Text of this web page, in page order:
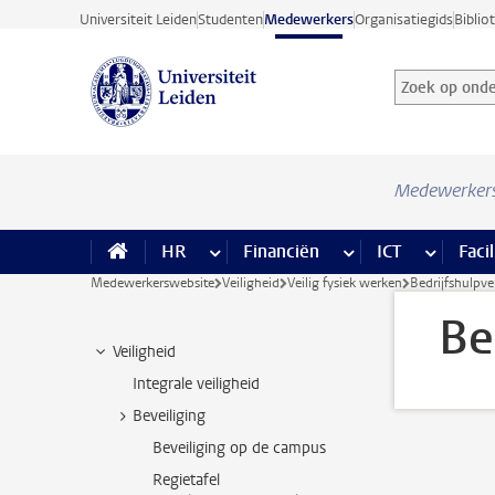
Ga direct naar de inhoud
Universiteit LeidenStudentenMedewerkersOrganisatiegids
Zoek op
Zoekterm
HR meer HR pagina’s
Financiën meer Financiën
ICT meer ICT
Medewerkerswebsite Veiligheid Veilig fysiek werken
Veiligheid
Integrale veiligheid
Beveiliging
Beveiliging op de campus
Regietafel